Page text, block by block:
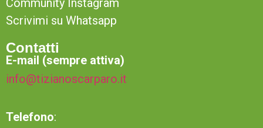
Scrivimi su Whatsapp
Contatti
E-mail (sempre attiva)
info@tizianoscarparo.it
Telefono: